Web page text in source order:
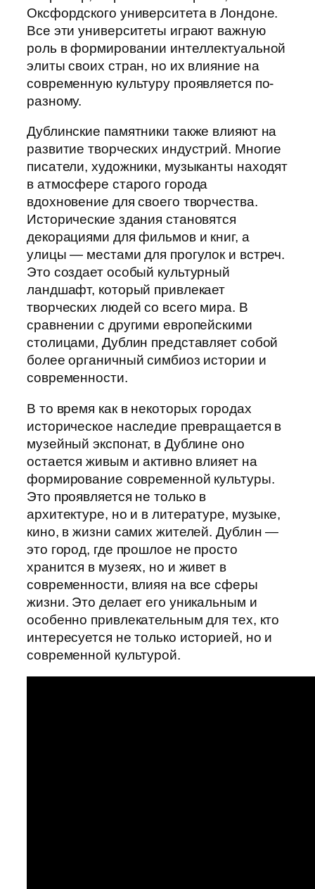
Оксфордского университета в Лондоне.
Все эти университеты играют важную
роль в формировании интеллектуальной
элиты своих стран, но их влияние на
современную культуру проявляется по-
разному.
Дублинские памятники также влияют на
развитие творческих индустрий. Многие
писатели, художники, музыканты находят
в атмосфере старого города
вдохновение для своего творчества.
Исторические здания становятся
декорациями для фильмов и книг, а
улицы — местами для прогулок и встреч.
Это создает особый культурный
ландшафт, который привлекает
творческих людей со всего мира. В
сравнении с другими европейскими
столицами, Дублин представляет собой
более органичный симбиоз истории и
современности.
В то время как в некоторых городах
историческое наследие превращается в
музейный экспонат, в Дублине оно
остается живым и активно влияет на
формирование современной культуры.
Это проявляется не только в
архитектуре, но и в литературе, музыке,
кино, в жизни самих жителей. Дублин —
это город, где прошлое не просто
хранится в музеях, но и живет в
современности, влияя на все сферы
жизни. Это делает его уникальным и
особенно привлекательным для тех, кто
интересуется не только историей, но и
современной культурой.